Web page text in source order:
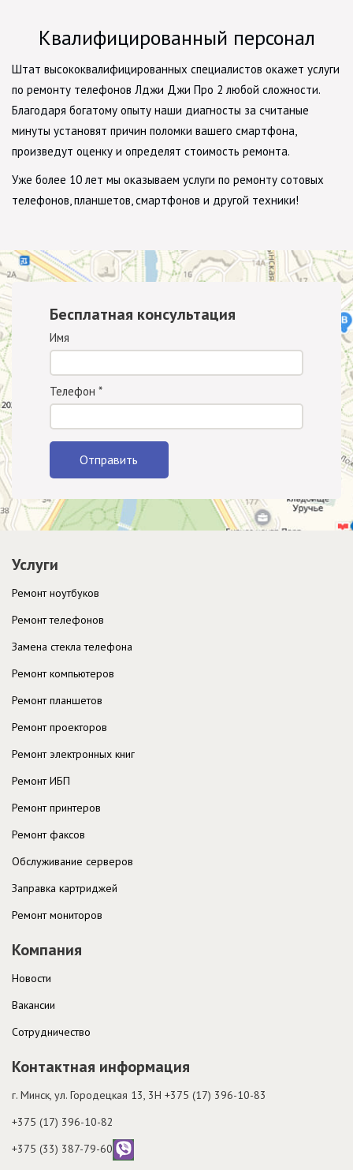
Квалифицированный персонал
Штат высококвалифицированных специалистов окажет услуги
по ремонту телефонов Лджи Джи Про 2 любой сложности.
Благодаря богатому опыту наши диагносты за считаные
минуты установят причин поломки вашего смартфона,
произведут оценку и определят стоимость ремонта.
Уже более 10 лет мы оказываем услуги по ремонту сотовых
телефонов, планшетов, смартфонов и другой техники!
Бесплатная консультация
Имя
Телефон *
Отправить
Услуги
Ремонт ноутбуков
Ремонт телефонов
Замена стекла телефона
Ремонт компьютеров
Ремонт планшетов
Ремонт проекторов
Ремонт электронных книг
Ремонт ИБП
Ремонт принтеров
Ремонт факсов
Обслуживание серверов
Заправка картриджей
Ремонт мониторов
Компания
Новости
Вакансии
Cотрудничество
Контактная информация
г. Минск, ул. Городецкая 13, 3H +375 (17) 396-10-83
+375 (17) 396-10-82
+375 (33) 387-79-60